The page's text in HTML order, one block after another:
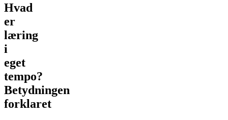
Hvad
er
læring
i
eget
tempo?
Betydningen
forklaret